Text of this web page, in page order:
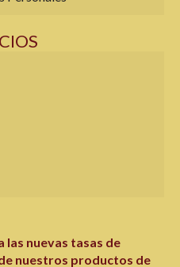
las nuevas tasas de
nuestros productos de